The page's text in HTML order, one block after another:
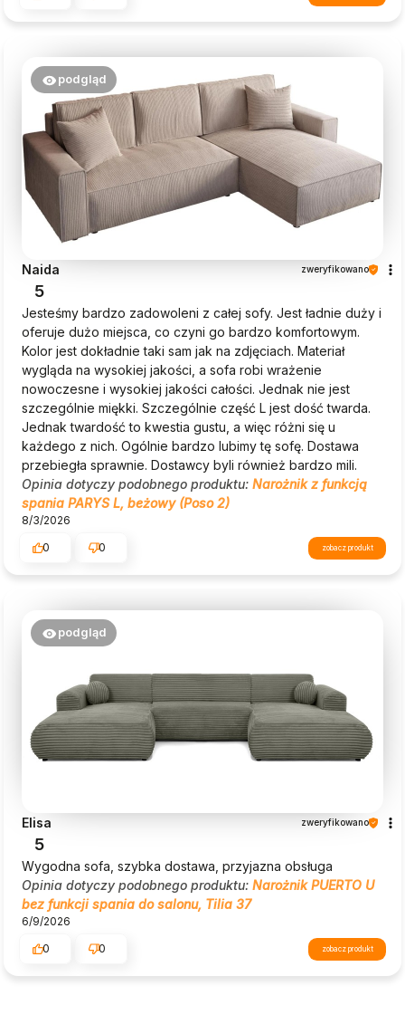
podgląd
Naida zweryfikowano
5
Jesteśmy bardzo zadowoleni z całej sofy. Jest ładnie duży i
oferuje dużo miejsca, co czyni go bardzo komfortowym.
Kolor jest dokładnie taki sam jak na zdjęciach. Materiał
wygląda na wysokiej jakości, a sofa robi wrażenie
nowoczesne i wysokiej jakości całości. Jednak nie jest
szczególnie miękki. Szczególnie część L jest dość twarda.
Jednak twardość to kwestia gustu, a więc różni się u
każdego z nich. Ogólnie bardzo lubimy tę sofę. Dostawa
przebiegła sprawnie. Dostawcy byli również bardzo mili.
Opinia dotyczy podobnego produktu: Narożnik z funkcją
spania PARYS L, beżowy (Poso 2)
8/3/2026
0
0 zobacz produkt
podgląd
Elisa zweryfikowano
5
Wygodna sofa, szybka dostawa, przyjazna obsługa
Opinia dotyczy podobnego produktu: Narożnik PUERTO U
bez funkcji spania do salonu, Tilia 37
6/9/2026
0
0 zobacz produkt